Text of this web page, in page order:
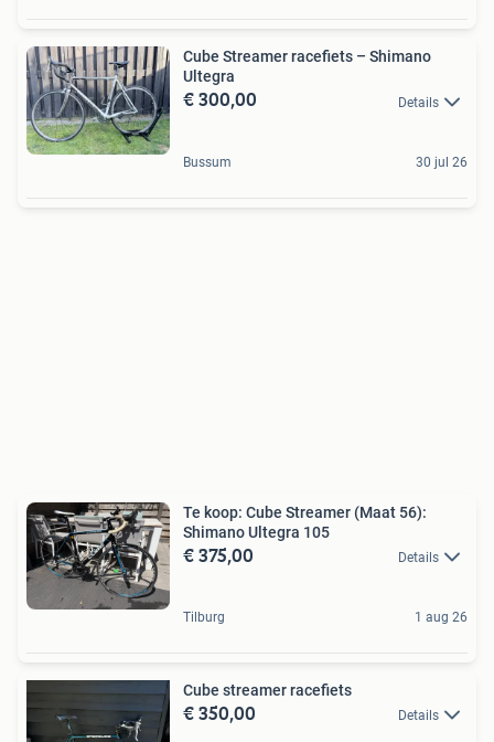
Cube Streamer racefiets – Shimano
Ultegra
€ 300,00 Details
Bussum 30 jul 26
Te koop: Cube Streamer (Maat 56):
Shimano Ultegra 105
€ 375,00 Details
Tilburg 1 aug 26
Cube streamer racefiets
€ 350,00 Details